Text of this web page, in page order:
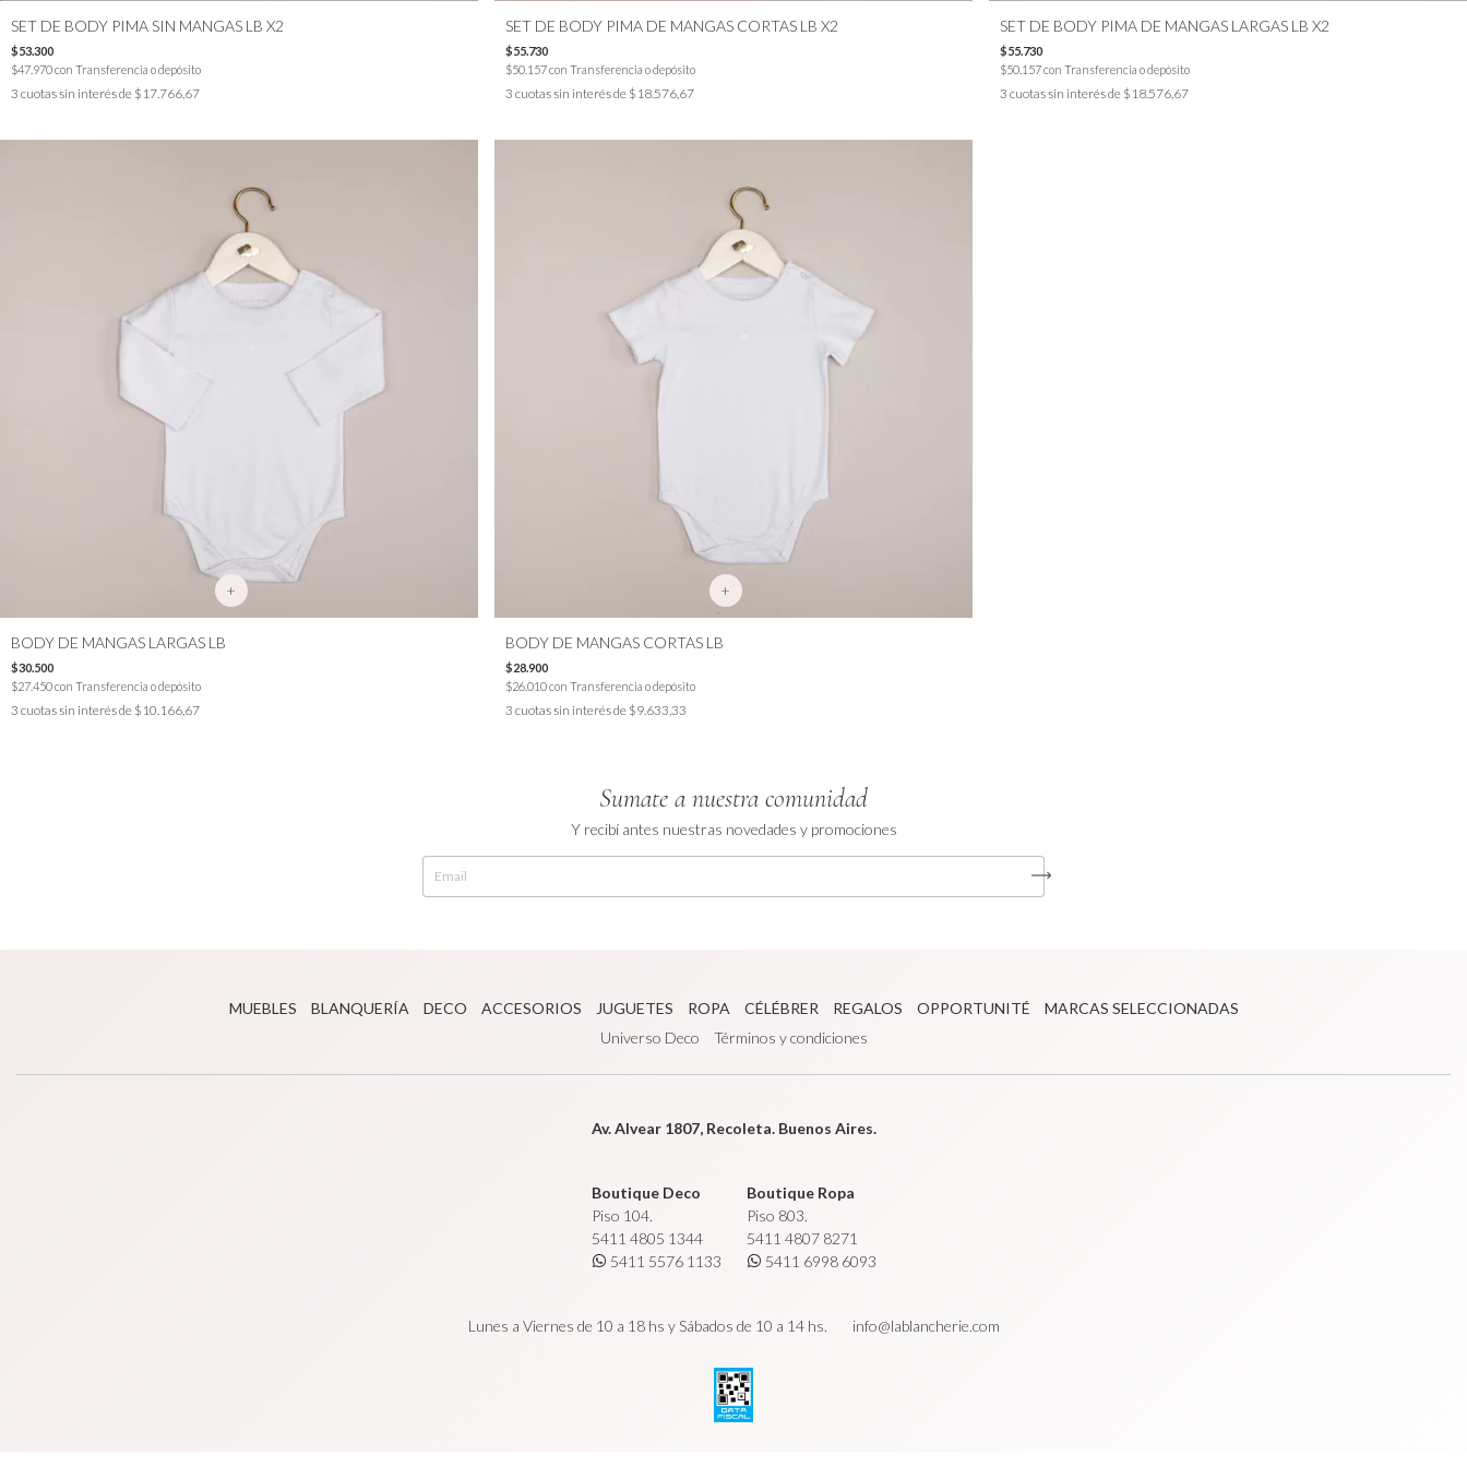
SET DE BODY PIMA SIN MANGAS LB X2
$53.300
$47.970con Transferencia o depósito
3 cuotas sin interés de $17.766,67
SET DE BODY PIMA DE MANGAS CORTAS LB X2
$55.730
$50.157con Transferencia o depósito
3 cuotas sin interés de $18.576,67
SET DE BODY PIMA DE MANGAS LARGAS LB X2
$55.730
$50.157con Transferencia o depósito
3 cuotas sin interés de $18.576,67
+
BODY DE MANGAS LARGAS LB
$30.500
$27.450con Transferencia o depósito
3 cuotas sin interés de $10.166,67
+
BODY DE MANGAS CORTAS LB
$28.900
$26.010con Transferencia o depósito
3 cuotas sin interés de $9.633,33
Sumate a nuestra comunidad
Y recibí antes nuestras novedades y promociones
MUEBLES BLANQUERÍA DECO ACCESORIOS JUGUETES ROPA CÉLÉBRER REGALOS OPPORTUNITÉ
MARCAS SELECCIONADAS
Universo Deco
Términos y condiciones
Av. Alvear 1807, Recoleta. Buenos Aires.
Boutique Deco
Piso 104.
5411 4805 1344
5411 5576 1133
Boutique Ropa
Piso 803.
5411 4807 8271
5411 6998 6093
Lunes a Viernes de 10 a 18 hs y Sábados de 10 a 14 hs. info@lablancherie.com